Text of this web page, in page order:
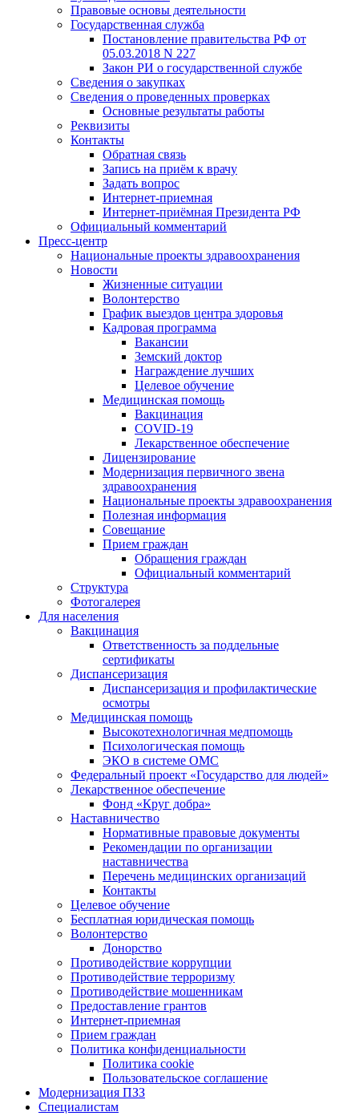
Правовые основы деятельности
Государственная служба
Постановление правительства РФ от
05.03.2018 N 227
Закон РИ о государственной службе
Сведения о закупках
Сведения о проведенных проверках
Основные результаты работы
Реквизиты
Контакты
Обратная связь
Запись на приём к врачу
Задать вопрос
Интернет-приемная
Интернет-приёмная Президента РФ
Официальный комментарий
Пресс-центр
Национальные проекты здравоохранения
Новости
Жизненные ситуации
Волонтерство
График выездов центра здоровья
Кадровая программа
Вакансии
Земский доктор
Награждение лучших
Целевое обучение
Медицинская помощь
Вакцинация
COVID-19
Лекарственное обеспечение
Лицензирование
Модернизация первичного звена
здравоохранения
Национальные проекты здравоохранения
Полезная информация
Совещание
Прием граждан
Обращения граждан
Официальный комментарий
Структура
Фотогалерея
Для населения
Вакцинация
Ответственность за поддельные
сертификаты
Диспансеризация
Диспансеризация и профилактические
осмотры
Медицинская помощь
Высокотехнологичная медпомощь
Психологическая помощь
ЭКО в системе ОМС
Федеральный проект «Государство для людей»
Лекарственное обеспечение
Фонд «Круг добра»
Наставничество
Нормативные правовые документы
Рекомендации по организации
наставничества
Перечень медицинских организаций
Контакты
Целевое обучение
Бесплатная юридическая помощь
Волонтерство
Донорство
Противодействие коррупции
Противодействие терроризму
Противодействие мошенникам
Предоставление грантов
Интернет-приемная
Прием граждан
Политика конфиденциальности
Политика cookie
Пользовательское соглашение
Модернизация ПЗЗ
Специалистам